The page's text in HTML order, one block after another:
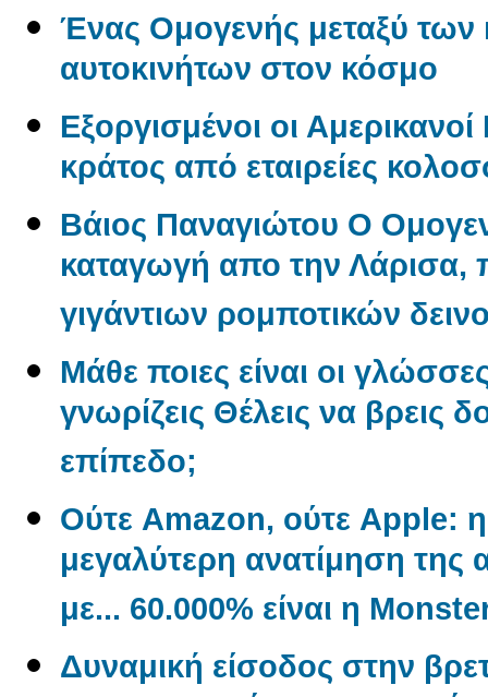
Ένας Oμογενής μεταξύ
αυτοκινήτων στον κόσμο
Εξοργισμένοι οι
κράτος από εταιρείες
Βάιος Παναγιώτου O
καταγωγή απο την Λάρισα,
γιγάντιων ρομποτικών
Μάθε ποιες είναι οι
γνωρίζεις Θέλεις να βρεις
επίπεδο;
Ούτε Amazon, ούτε Apple: η
μεγαλύτερη ανατίμηση της
με... 60.000% είναι η
Δυναμική είσοδος στην